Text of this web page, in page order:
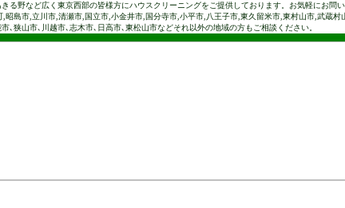
る野など広く東京西部の皆様方にハウスクリーニングをご提供しております。お気軽にお問
島市,立川市,清瀬市,国立市,小金井市,国分寺市,小平市,八王子市,東久留米市,東村山市,武蔵
､狭山市､川越市､志木市､日高市､東松山市などそれ以外の地域の方もご相談ください。